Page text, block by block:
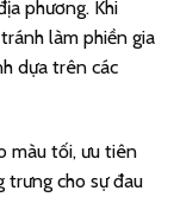
phương. Khi
làm phiền gia
dựa trên các
màu tối, ưu tiên
trưng cho sự đau